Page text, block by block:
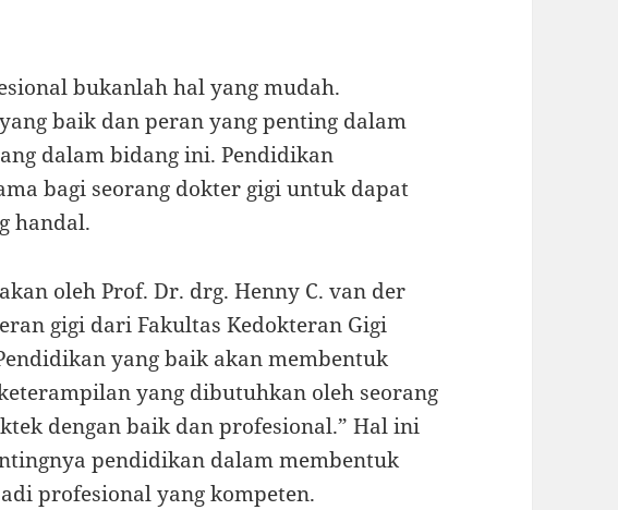
bukanlah hal yang mudah.
baik dan peran yang penting dalam
dalam bidang ini. Pendidikan
bagi seorang dokter gigi untuk dapat
handal.
oleh Prof. Dr. drg. Henny C. van der
gigi dari Fakultas Kedokteran Gigi
yang baik akan membentuk
yang dibutuhkan oleh seorang
dengan baik dan profesional.” Hal ini
pendidikan dalam membentuk
profesional yang kompeten.